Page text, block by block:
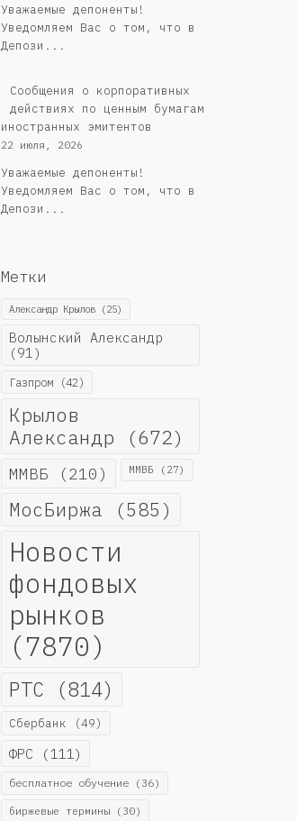
Уважаемые депоненты!
Уведомляем Вас о том, что в
Депози...
Сообщения о корпоративных
действиях по ценным бумагам
иностранных эмитентов
22 июля, 2026
Уважаемые депоненты!
Уведомляем Вас о том, что в
Депози...
Метки
Александр Крылов(25)
Волынский Александр
(91)
Газпром(42)
Крылов
Александр (672)
ММВБ (210) ММВБ (27)
МосБиржа (585)
Новости
фондовых
рынков
(7870)
РТС (814)
Сбербанк (49)
ФРС (111)
бесплатное обучение(36)
биржевые термины(30)